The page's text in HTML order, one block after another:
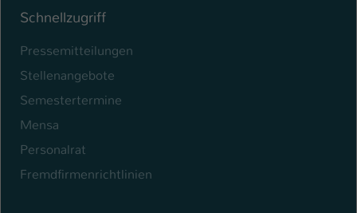
Schnellzugriff
Pressemitteilungen
Stellenangebote
Semestertermine
Mensa
Personalrat
Fremdfirmenrichtlinien